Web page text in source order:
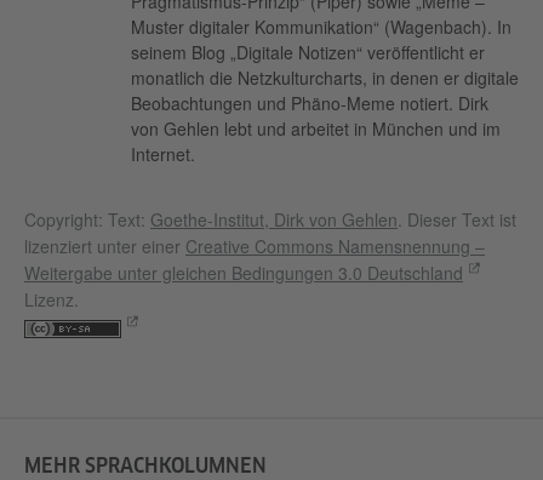
Muster digitaler Kommunikation“ (Wagenbach). In
seinem Blog „Digitale Notizen“ veröffentlicht er
monatlich die Netzkulturcharts, in denen er digitale
Beobachtungen und Phäno-Meme notiert. Dirk
von Gehlen lebt und arbeitet in München und im
Internet.
Copyright: Text: Goethe-Institut, Dirk von Gehlen. Dieser Text ist
lizenziert unter einer Creative Commons Namensnennung –
Weitergabe unter gleichen Bedingungen 3.0 Deutschland
Lizenz.
MEHR SPRACHKOLUMNEN